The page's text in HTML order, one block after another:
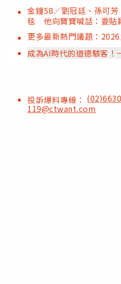
金鐘58／劉冠廷、孫可
毯 他向寶寶喊話：要貼
更多最新熱門議題：
成為AI時代的道德駭客！
投訴爆料專線：
119@ctwant.com